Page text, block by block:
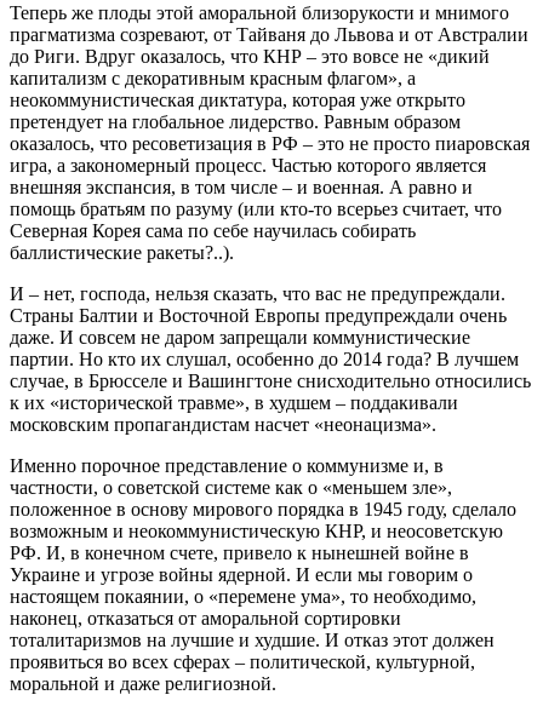
Теперь же плоды этой аморальной близорукости и мнимого
прагматизма созревают, от Тайваня до Львова и от Австралии
до Риги. Вдруг оказалось, что КНР – это вовсе не «дикий
капитализм с декоративным красным флагом», а
неокоммунистическая диктатура, которая уже открыто
претендует на глобальное лидерство. Равным образом
оказалось, что ресоветизация в РФ – это не просто пиаровская
игра, а закономерный процесс. Частью которого является
внешняя экспансия, в том числе – и военная. А равно и
помощь братьям по разуму (или кто-то всерьез считает, что
Северная Корея сама по себе научилась собирать
баллистические ракеты?..).
И – нет, господа, нельзя сказать, что вас не предупреждали.
Страны Балтии и Восточной Европы предупреждали очень
даже. И совсем не даром запрещали коммунистические
партии. Но кто их слушал, особенно до 2014 года? В лучшем
случае, в Брюсселе и Вашингтоне снисходительно относились
к их «исторической травме», в худшем – поддакивали
московским пропагандистам насчет «неонацизма».
Именно порочное представление о коммунизме и, в
частности, о советской системе как о «меньшем зле»,
положенное в основу мирового порядка в 1945 году, сделало
возможным и неокоммунистическую КНР, и неосоветскую
РФ. И, в конечном счете, привело к нынешней войне в
Украине и угрозе войны ядерной. И если мы говорим о
настоящем покаянии, о «перемене ума», то необходимо,
наконец, отказаться от аморальной сортировки
тоталитаризмов на лучшие и худшие. И отказ этот должен
проявиться во всех сферах – политической, культурной,
моральной и даже религиозной.